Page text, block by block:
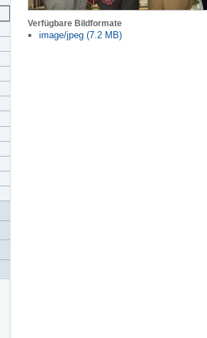
Verfügbare Bildformate
image/jpeg (7.2 MB)